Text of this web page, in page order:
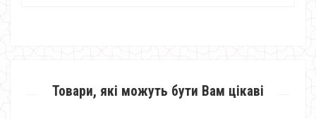
Товари, які можуть бути Вам цікаві